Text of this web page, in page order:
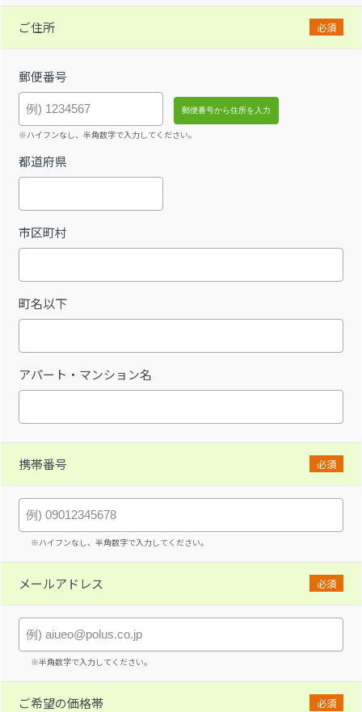
ご住所 必須
郵便番号
※ハイフンなし、半角数字で入力してください。
都道府県
市区町村
町名以下
アパート・マンション名
携帯番号 必須
※ハイフンなし、半角数字で入力してください。
メールアドレス 必須
※半角数字で入力してください。
ご希望の価格帯 必須